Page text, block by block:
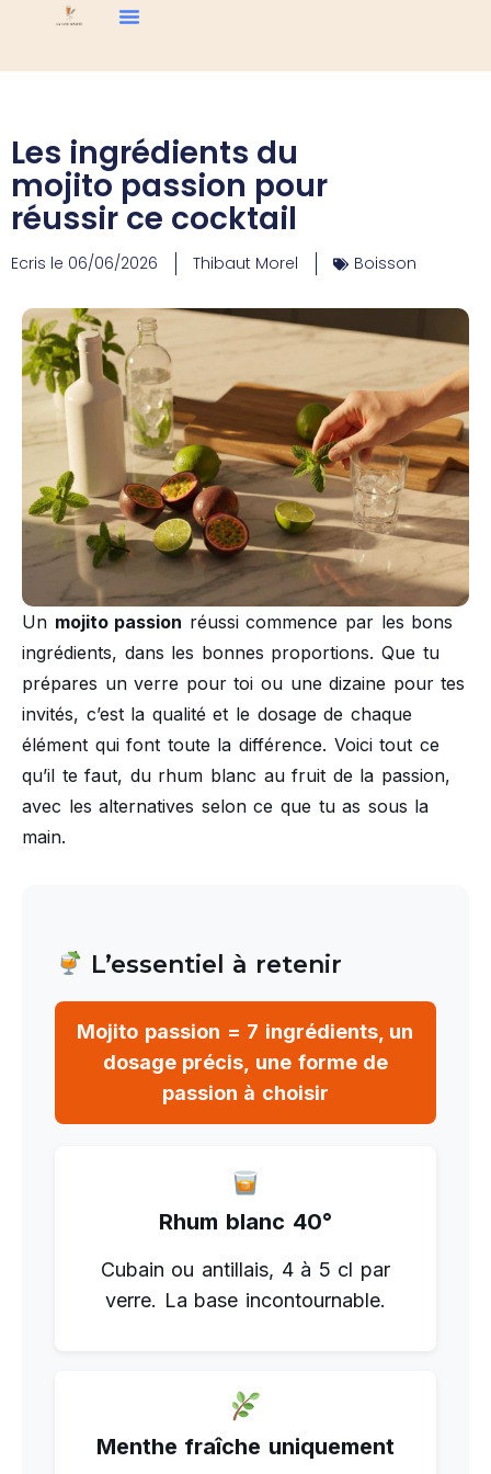
Les ingrédients du
mojito passion pour
réussir ce cocktail
Ecris le 06/06/2026 Thibaut Morel Boisson
Un mojito passion réussi commence par les bons
ingrédients, dans les bonnes proportions. Que tu
prépares un verre pour toi ou une dizaine pour tes
invités, c’est la qualité et le dosage de chaque
élément qui font toute la différence. Voici tout ce
qu’il te faut, du rhum blanc au fruit de la passion,
avec les alternatives selon ce que tu as sous la
main.
L’essentiel à retenir
Mojito passion = 7 ingrédients, un
dosage précis, une forme de
passion à choisir
Rhum blanc 40°
Cubain ou antillais, 4 à 5 cl par
verre. La base incontournable.
Menthe fraîche uniquement